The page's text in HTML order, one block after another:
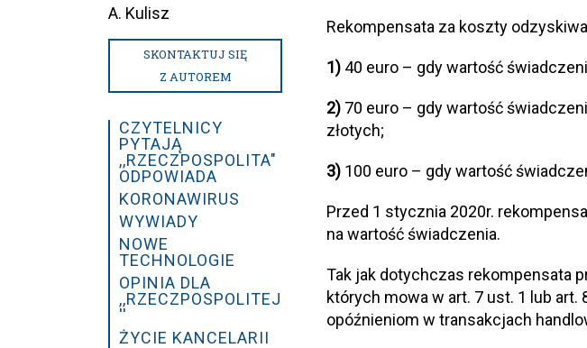
Rekompensata za koszty
1) 40 euro – gdy wartość
2) 70 euro – gdy wartość
złotych;
3) 100 euro – gdy wartość
Przed 1 stycznia 2020r.
na wartość świadczenia.
Tak jak dotychczas rekompensata
których mowa w art. 7 ust. 1 lub art.
opóźnieniom w transakcjach
A. Kulisz
SKONTAKTUJ SIĘ
Z AUTOREM
CZYTELNICY
PYTAJĄ
,,RZECZPOSPOLITA"
ODPOWIADA
KORONAWIRUS
WYWIADY
NOWE
TECHNOLOGIE
OPINIA DLA
,,RZECZPOSPOLITEJ
''
ŻYCIE KANCELARII